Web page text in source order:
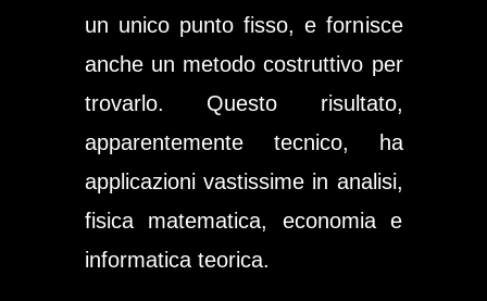
un unico punto fisso, e fornisce
anche un metodo costruttivo per
trovarlo. Questo risultato,
apparentemente tecnico, ha
applicazioni vastissime in analisi,
fisica matematica, economia e
informatica teorica.